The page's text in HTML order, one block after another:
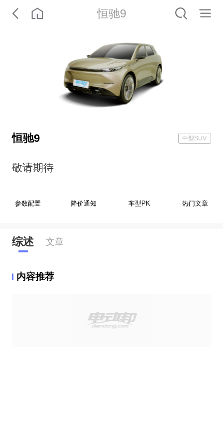
恒驰9
恒驰9 中型SUV
敬请期待
参数配置 降价通知 车型PK 热门文章
综述 文章
内容推荐